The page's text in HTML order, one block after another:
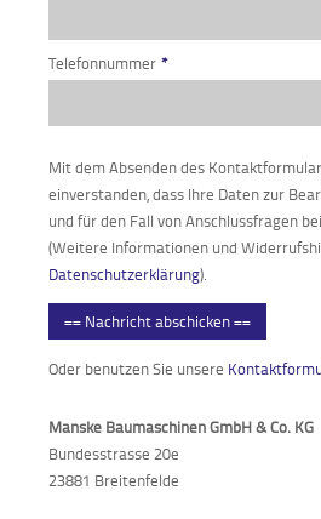
Telefonnummer *
Mit dem Absenden des
einverstanden, dass Ihre Daten zur
und für den Fall von Anschlussfragen
(Weitere Informationen und
Datenschutzerklärung).
== Nachricht abschicken ==
Oder benutzen Sie unsere
Manske Baumaschinen GmbH & Co. KG
Bundesstrasse 20e
23881 Breitenfelde